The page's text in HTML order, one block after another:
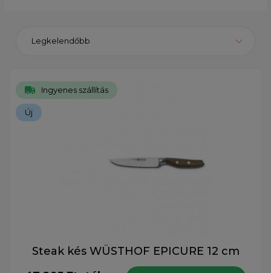
Legkelendőbb
Ingyenes szállítás
Új
Steak kés WÜSTHOF EPICURE 12 cm